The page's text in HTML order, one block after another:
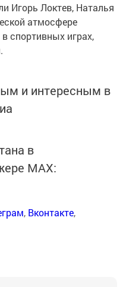
Игорь Локтев, Наталья
атмосфере
спортивных играх,
и интересным в
в
MАХ:
, Вконтакте,